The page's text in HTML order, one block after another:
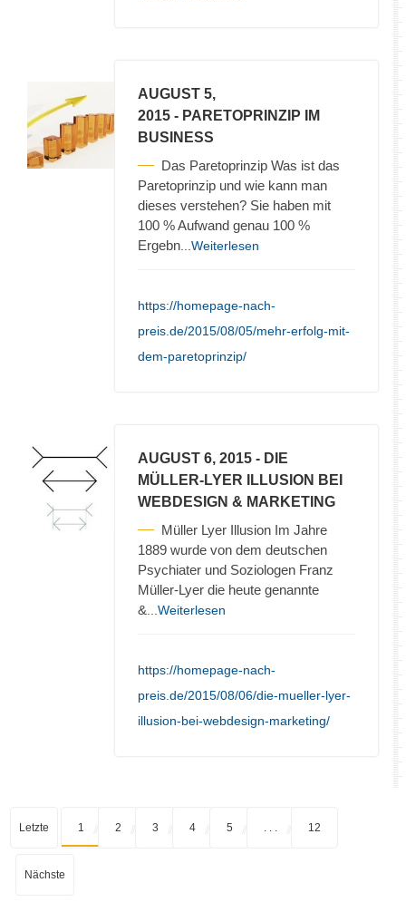
AUGUST 5,
2015 - PARETOPRINZIP IM
BUSINESS
Das Paretoprinzip Was ist das
Paretoprinzip und wie kann man
dieses verstehen? Sie haben mit
100 % Aufwand genau 100 %
Ergebn ...Weiterlesen
https://homepage-nach-
preis.de/2015/08/05/mehr-erfolg-mit-
dem-paretoprinzip/
AUGUST 6, 2015 - DIE
MÜLLER-LYER ILLUSION BEI
WEBDESIGN & MARKETING
Müller Lyer Illusion Im Jahre
1889 wurde von dem deutschen
Psychiater und Soziologen Franz
Müller-Lyer die heute genannte
& ...Weiterlesen
https://homepage-nach-
preis.de/2015/08/06/die-mueller-lyer-
illusion-bei-webdesign-marketing/
Letzte 1 2 3 4 5 12
Nächste